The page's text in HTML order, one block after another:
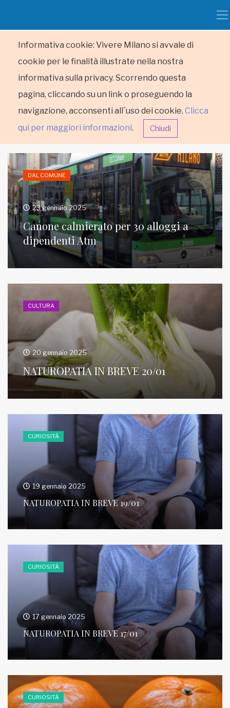
Informativa cookie: Vivere Milano si avvale di
cookie per le finalità illustrate nella nostra
informativa sulla privacy. Scorrendo questa
pagina, cliccando su un link o proseguendo la
navigazione, acconsenti all´uso dei cookie. Clicca
qui per maggiori informazioni. Chiudi
HOME
RUBRICHE
MUNICIPI
Fondato e diretto da Enzo De
EDB edizioni - Via Brivio angolo C.
Imbonati, 89 20159 Milano (Italia)
Informativa sulla privacy
DAL COMUNE
23 gennaio 2025
Canone calmierato per 30 alloggi a
dipendenti Atm
CULTURA
20 gennaio 2025
NATUROPATIA IN BREVE 20/01
CURIOSITÀ
19 gennaio 2025
NATUROPATIA IN BREVE 19/01
CURIOSITÀ
17 gennaio 2025
NATUROPATIA IN BREVE 17/01
CURIOSITÀ